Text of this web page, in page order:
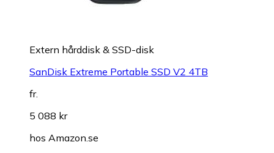
Extern hårddisk & SSD-disk
SanDisk Extreme Portable SSD V2 4TB
fr.
5 088 kr
hos Amazon.se